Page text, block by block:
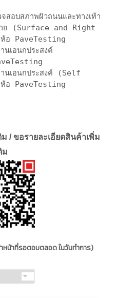
สอบสภาพผิวถนนและทางเท้า
าย (Surface and Right
อ PaveTesting
นเอนกประสงค์
านเอนกประสงค์ (Self
อ PaveTesting
/ ขอรายละเอียดสินค้าเพิ่ม
ม
หน้าที่รอตอบตลอด ในวันทำการ)